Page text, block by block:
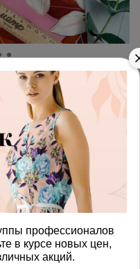
арт.42871943_membrana
профессионалов
в курсе новых цен,
акций.